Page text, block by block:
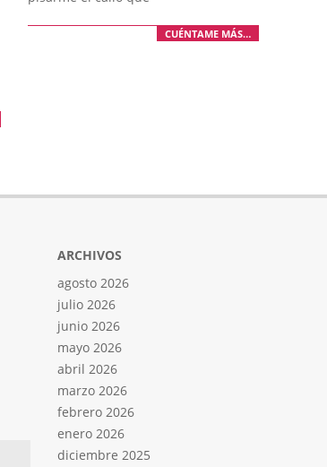
CUÉNTAME MÁS…
ARCHIVOS
agosto 2026
julio 2026
junio 2026
mayo 2026
abril 2026
marzo 2026
febrero 2026
enero 2026
diciembre 2025